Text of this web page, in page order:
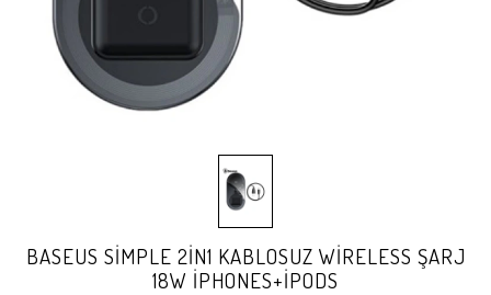
BASEUS SİMPLE 2İN1 KABLOSUZ WİRELESS ŞARJ
18W İPHONES+İPODS